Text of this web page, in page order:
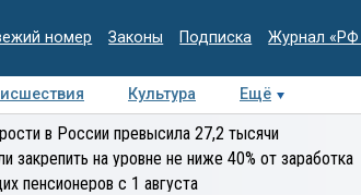
номер Законы Подписка Журнал «РФ
Культура Ещё
Интервью Колумнисты
в России превысила 27,2 тысячи
закрепить на уровне не ниже 40% от заработка
пенсионеров с 1 августа